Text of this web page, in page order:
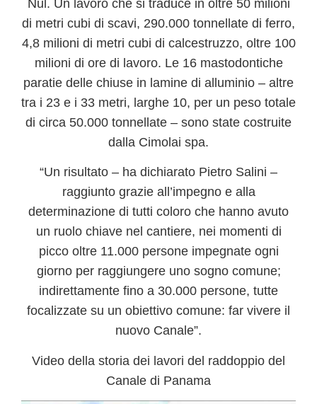
Nul. Un lavoro che si traduce in oltre 50 milioni
di metri cubi di scavi, 290.000 tonnellate di ferro,
4,8 milioni di metri cubi di calcestruzzo, oltre 100
milioni di ore di lavoro. Le 16 mastodontiche
paratie delle chiuse in lamine di alluminio – altre
tra i 23 e i 33 metri, larghe 10, per un peso totale
di circa 50.000 tonnellate – sono state costruite
dalla Cimolai spa.
“Un risultato – ha dichiarato Pietro Salini –
raggiunto grazie all’impegno e alla
determinazione di tutti coloro che hanno avuto
un ruolo chiave nel cantiere, nei momenti di
picco oltre 11.000 persone impegnate ogni
giorno per raggiungere uno sogno comune;
indirettamente fino a 30.000 persone, tutte
focalizzate su un obiettivo comune: far vivere il
nuovo Canale”.
Video della storia dei lavori del raddoppio del
Canale di Panama